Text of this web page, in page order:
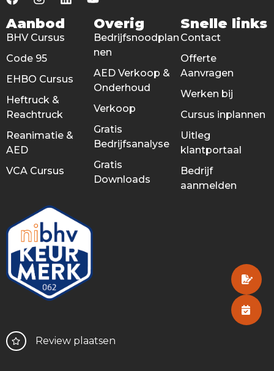
Aanbod
BHV Cursus
Code 95
EHBO Cursus
Heftruck &
Reachtruck
Reanimatie &
AED
VCA Cursus
Overig
Bedrijfsnoodplan
nen
AED Verkoop &
Onderhoud
Verkoop
Gratis
Bedrijfsanalyse
Gratis
Downloads
Snelle links
Contact
Offerte
Aanvragen
Werken bij
Cursus inplannen
Uitleg
klantportaal
Bedrijf
aanmelden
Review plaatsen